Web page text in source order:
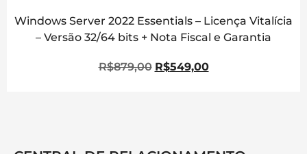
Windows Server 2022 Essentials – Licença Vitalícia
– Versão 32/64 bits + Nota Fiscal e Garantia
R$879,00 R$549,00